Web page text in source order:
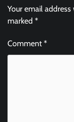
Your email
marked *
Comment*